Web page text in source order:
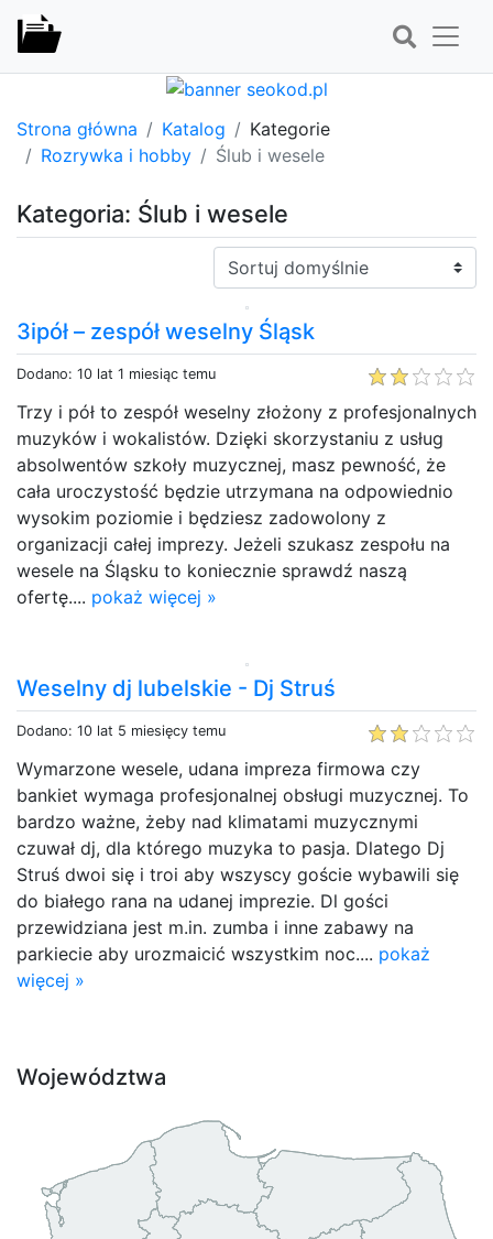
Strona główna Katalog
Kategorie
Rozrywka i hobby
Ślub i wesele
Kategoria: Ślub i wesele
Sortuj:
3ipół – zespół weselny Śląsk
Dodano: 10 lat 1 miesiąc temu
Trzy i pół to zespół weselny złożony z profesjonalnych
muzyków i wokalistów. Dzięki skorzystaniu z usług
absolwentów szkoły muzycznej, masz pewność, że
cała uroczystość będzie utrzymana na odpowiednio
wysokim poziomie i będziesz zadowolony z
organizacji całej imprezy. Jeżeli szukasz zespołu na
wesele na Śląsku to koniecznie sprawdź naszą
ofertę.... pokaż więcej »
Weselny dj lubelskie - Dj Struś
Dodano: 10 lat 5 miesięcy temu
Wymarzone wesele, udana impreza firmowa czy
bankiet wymaga profesjonalnej obsługi muzycznej. To
bardzo ważne, żeby nad klimatami muzycznymi
czuwał dj, dla którego muzyka to pasja. Dlatego Dj
Struś dwoi się i troi aby wszyscy goście wybawili się
do białego rana na udanej imprezie. Dl gości
przewidziana jest m.in. zumba i inne zabawy na
parkiecie aby urozmaicić wszystkim noc.... pokaż
więcej »
Województwa